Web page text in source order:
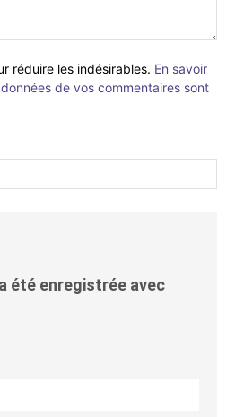
réduire les indésirables. En savoir
de vos commentaires sont
été enregistrée avec